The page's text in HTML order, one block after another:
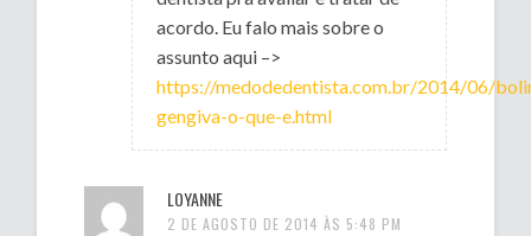
acordo. Eu falo mais sobre o
assunto aqui –>
https://medodedentista.com.br/2014/06/
gengiva-o-que-e.html
LOYANNE
2 DE AGOSTO DE 2014 ÀS 5:48 PM